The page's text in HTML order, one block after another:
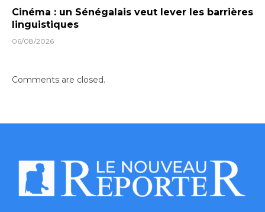
Cinéma : un Sénégalais veut lever les barrières
linguistiques
06/08/2026
Comments are closed.